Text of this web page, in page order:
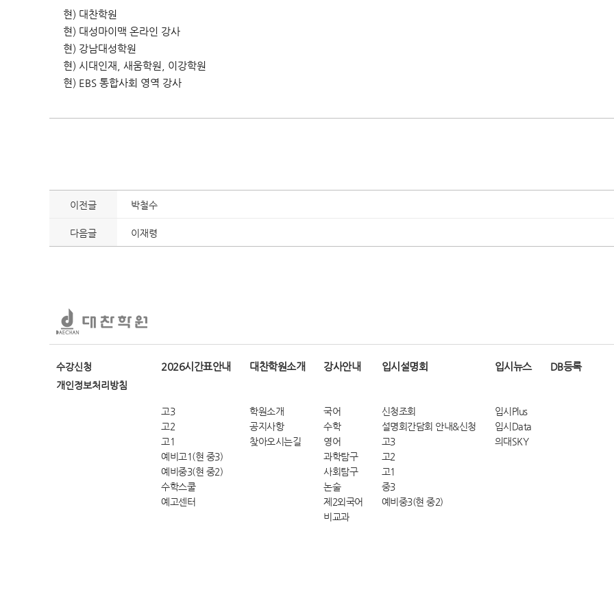
현) 대찬학원
현) 대성마이맥 온라인 강사
현) 강남대성학원
현) 시대인재, 새움학원, 이강학원
현) EBS 통합사회 영역 강사
이전글 박철수
다음글 이재령
수강신청
개인정보처리방침
2026시간표안내
고3
고2
고1
예비고1(현 중3)
예비중3(현 중2)
수학스쿨
예고센터
대찬학원소개
학원소개
공지사항
찾아오시는길
강사안내
국어
수학
영어
과학탐구
사회탐구
논술
제2외국어
비교과
입시설명회
신청조회
설명회간담회 안내&신청
고3
고2
고1
중3
예비중3(현 중2)
입시뉴스
입시Plus
입시Data
의대SKY
DB등록